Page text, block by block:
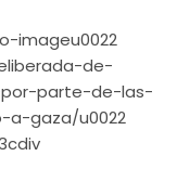
imageu0022
de-
parte-de-las-
a-gaza/u0022